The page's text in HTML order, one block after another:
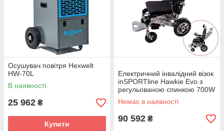
Осушувач повітря Hexwelt
HW-70L
В наявності
25 962 ₴
Купити
Електричний інвалідний візок
inSPORTline Hawkie Evo з
регульованою спинкою 700W
Немає в наявності
90 592 ₴